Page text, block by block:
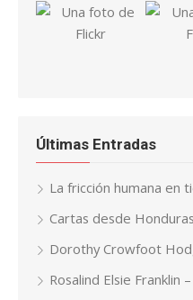
Últimas Entradas
La fricción humana en
Cartas desde
Dorothy Crowfoot
Rosalind Elsie Franklin